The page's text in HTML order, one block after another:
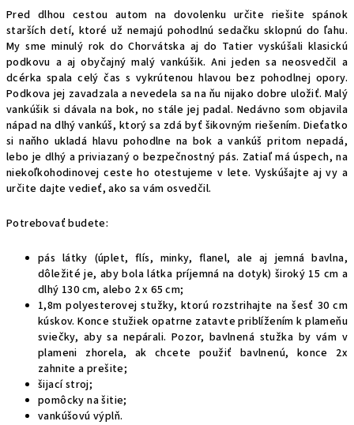
Pred dlhou cestou autom na dovolenku určite riešite spánok
starších detí, ktoré už nemajú pohodlnú sedačku sklopnú do ľahu.
My sme minulý rok do Chorvátska aj do Tatier vyskúšali klasickú
podkovu a aj obyčajný malý vankúšik. Ani jeden sa neosvedčil a
dcérka spala celý čas s vykrútenou hlavou bez pohodlnej opory.
Podkova jej zavadzala a nevedela sa na ňu nijako dobre uložiť. Malý
vankúšik si dávala na bok, no stále jej padal. Nedávno som objavila
nápad na dlhý vankúš, ktorý sa zdá byť šikovným riešením. Dieťatko
si naňho ukladá hlavu pohodlne na bok a vankúš pritom nepadá,
lebo je dlhý a priviazaný o bezpečnostný pás. Zatiaľ má úspech, na
niekoľkohodinovej ceste ho otestujeme v lete. Vyskúšajte aj vy a
určite dajte vedieť, ako sa vám osvedčil.
Potrebovať budete:
pás látky (úplet, flís, minky, flanel, ale aj jemná bavlna,
dôležité je, aby bola látka príjemná na dotyk) široký 15 cm a
dlhý 130 cm, alebo 2 x 65 cm;
1,8m polyesterovej stužky, ktorú rozstrihajte na šesť 30 cm
kúskov. Konce stužiek opatrne zatavte priblížením k plameňu
sviečky, aby sa nepárali. Pozor, bavlnená stužka by vám v
plameni zhorela, ak chcete použiť bavlnenú, konce 2x
zahnite a prešite;
šijací stroj;
pomôcky na šitie;
vankúšovú výplň.